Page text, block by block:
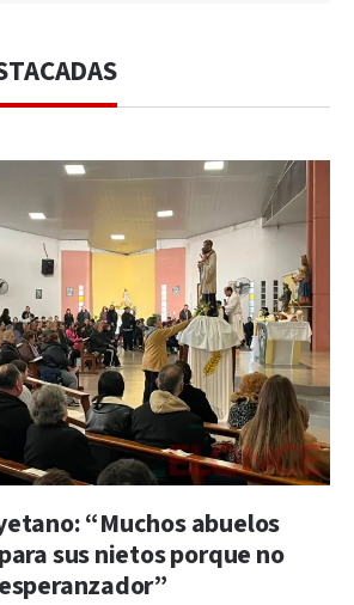
“Muchos abuelos
sus nietos porque no